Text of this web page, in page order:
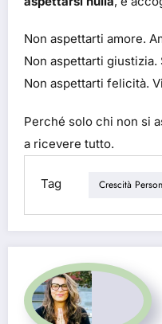
Non aspettarti amore.
Non aspettarti giustizia.
Non aspettarti felicità.
Perché solo chi non si
a ricevere tutto.
Tag Crescità